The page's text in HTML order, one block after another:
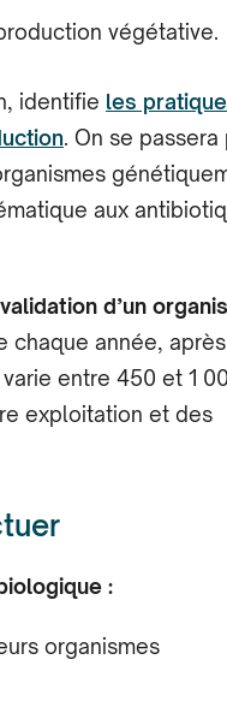
végétative.
identifie les
. On se passera
aux
validation d’un
chaque année,
entre 450 et 1
exploitation et des
:
organismes